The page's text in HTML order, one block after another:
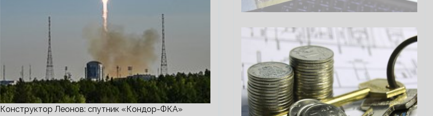
Конструктор Леонов: спутник «Кондор-ФКА»